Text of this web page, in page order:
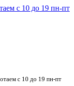
с 10 до 19 пн-пт
с 10 до 19 пн-пт